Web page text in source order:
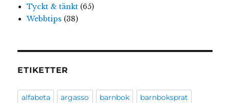
Tyckt & tänkt(65)
Webbtips (38)
ETIKETTER
alfabeta argasso barnbok barnboksprat